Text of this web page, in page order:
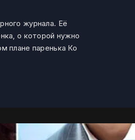
журнала. Её
о которой нужно
плане паренька Ко